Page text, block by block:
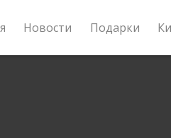
Новости Подарки